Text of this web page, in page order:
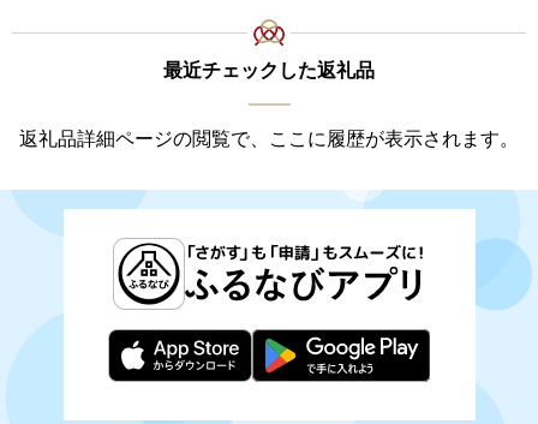
最近チェックした返礼品
返礼品詳細ページの閲覧で、ここに履歴が表示されます。